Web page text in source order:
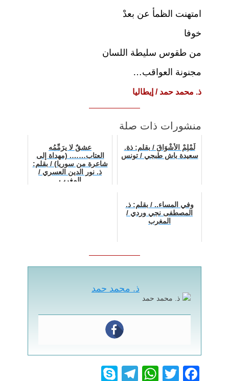
امتهنت الظمأ عن بعدْ
خوفا
من طقوس سليطة اللسان
مجنونة العواقب…
ذ. محمد حمد / إيطاليا
منشورات ذات صلة
لَمْلِمْ الأَشْوَاقَ / بقلم: ذة.
سعيدة باش طبجي / تونس
عشقٌ لا يرَمِّمُه
العتاب……. (مهداة إلى
شاعرة من سوريا) / بقلم:
ذ. نور الدين العسري /
المغرب
وفي المساء.. / بقلم: ذ.
المصطفى نجي وردي /
المغرب
ذ. محمد حمد
F
T
W
T